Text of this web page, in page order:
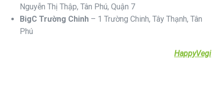
Nguyễn Thị Thập, Tân Phú, Quận 7
BigC Trường Chinh – 1 Trường Chinh, Tây Thạnh, Tân
Phú
HappyVegi